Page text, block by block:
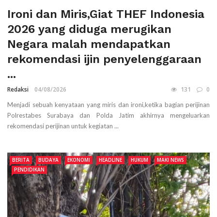
Ironi dan Miris,Giat THEF Indonesia
2026 yang diduga merugikan
Negara malah mendapatkan
rekomendasi ijin penyelenggaraan
...
Redaksi 04/08/2026 131 0
Menjadi sebuah kenyataan yang miris dan ironi,ketika bagian perijinan
Polrestabes Surabaya dan Polda Jatim akhirnya mengeluarkan
rekomendasi perijinan untuk kegiatan ...
BERITA BUDAYA EKONOMI HEADLINE HUKUM
MAKI NEWS
PENDIDIKAN